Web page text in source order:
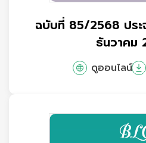
ฉบับที่ 85/2568 ประ
ธันวาคม
ดูออนไลน์